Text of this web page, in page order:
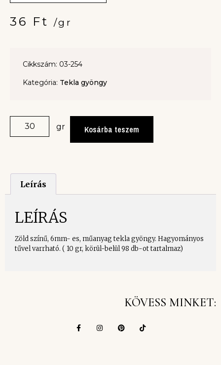
36 Ft /gr
Cikkszám: 03-254
Kategória: Tekla gyöngy
gr Kosárba teszem
Leírás
LEÍRÁS
Zöld színű, 6mm- es, műanyag tekla gyöngy. Hagyományos
tűvel varrható. ( 10 gr, körül-belül 98 db-ot tartalmaz)
KÖVESS MINKET: